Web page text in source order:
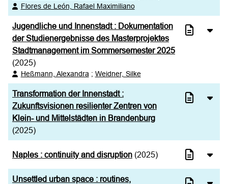
Flores de León, Rafael Maximiliano
Jugendliche und Innenstadt : Dokumentation
der Studienergebnisse des Masterprojektes
Stadtmanagement im Sommersemester 2025
(2025)
Heßmann, Alexandra ; Weidner, Silke
Transformation der Innenstadt :
Zukunftsvisionen resilienter Zentren von
Klein- und Mittelstädten in Brandenburg
(2025)
Naples : continuity and disruption (2025)
Unsettled urban space : routines,